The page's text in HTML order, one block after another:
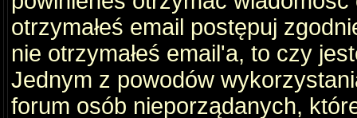
otrzymałeś email postępuj
nie otrzymałeś email'a, to czy
Jednym z powodów
forum osób nieporządanych,